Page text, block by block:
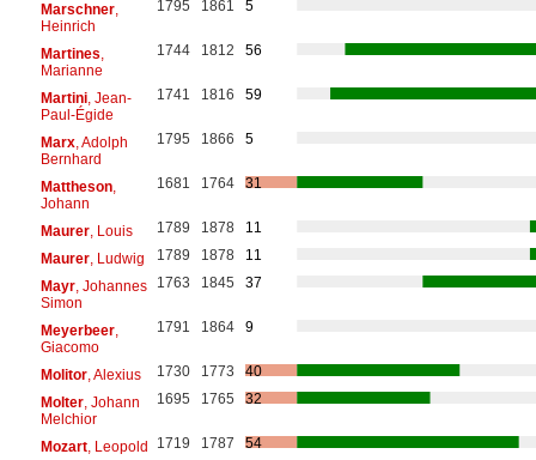
Marschner,
Heinrich
1795 1861 5
Martines
Marianne
1744 1812 56
Martini, Jean-
Paul-Égide
1741 1816 59
Marx, Adolph
Bernhard
1795 1866 5
Mattheson,
Johann
1681 1764 31
Maurer, Louis 1789 1878
11
Maurer, Ludwig 1789 1878
11
Mayr, Johannes
Simon
1763 1845 37
Meyerbeer,
Giacomo
1791 1864 9
Molitor, Alexius 1730 1773
40
Molter, Johann
Melchior
1695 1765 32
Mozart, Leopold 1719 1787
54